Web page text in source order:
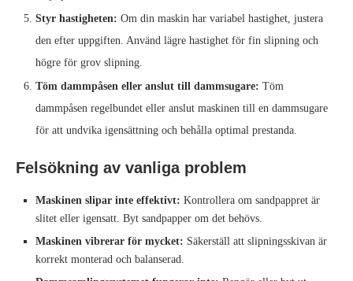
Styr hastigheten: Om din maskin har variabel hastighet, justera
den efter uppgiften. Använd lägre hastighet för fin slipning och
högre för grov slipning.
Töm dammpåsen eller anslut till dammsugare: Töm
dammpåsen regelbundet eller anslut maskinen till en dammsugare
för att undvika igensättning och behålla optimal prestanda.
Felsökning av vanliga problem
Maskinen slipar inte effektivt: Kontrollera om sandpappret är
slitet eller igensatt. Byt sandpapper om det behövs.
Maskinen vibrerar för mycket: Säkerställ att slipningsskivan är
korrekt monterad och balanserad.